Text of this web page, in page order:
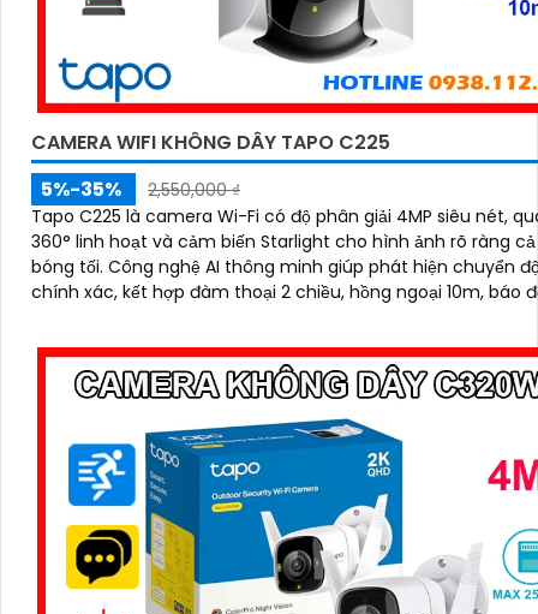
CAMERA WIFI KHÔNG DÂY TAPO C225
5%-35%
2,550,000 ₫
Tapo C225 là camera Wi-Fi có độ phân giải 4MP siêu nét,
360° linh hoạt và cảm biến Starlight cho hình ảnh rõ ràng
bóng tối. Công nghệ AI thông minh giúp phát hiện chuyển động
chính xác, kết hợp đàm thoại 2 chiều, hồng ngoại 10m, báo
khe cắm thẻ nhớ hỗ trợ tới 512GB lưu trữ lâu dài